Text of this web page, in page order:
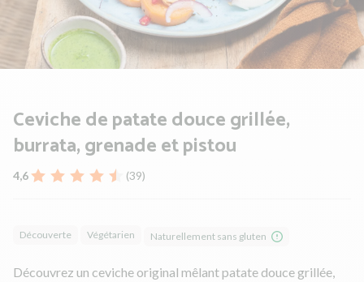
Ceviche de patate douce grillée,
burrata, grenade et pistou
4,6 (39)
Découverte Végétarien Naturellement sans gluten
Découvrez un ceviche original mêlant patate douce grillée,